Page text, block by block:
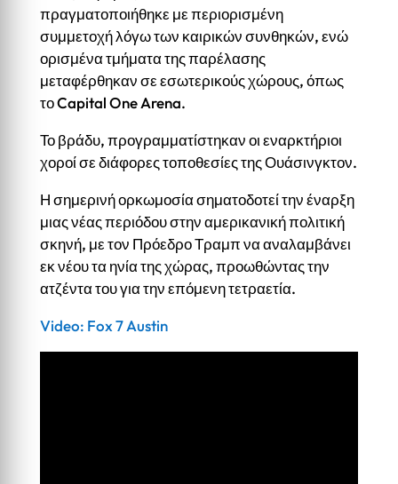
πραγματοποιήθηκε με περιορισμένη
συμμετοχή λόγω των καιρικών συνθηκών, ενώ
ορισμένα τμήματα της παρέλασης
μεταφέρθηκαν σε εσωτερικούς χώρους, όπως
το Capital One Arena.
Το βράδυ, προγραμματίστηκαν οι εναρκτήριοι
χοροί σε διάφορες τοποθεσίες της Ουάσινγκτον.
Η σημερινή ορκωμοσία σηματοδοτεί την έναρξη
μιας νέας περιόδου στην αμερικανική πολιτική
σκηνή, με τον Πρόεδρο Τραμπ να αναλαμβάνει
εκ νέου τα ηνία της χώρας, προωθώντας την
ατζέντα του για την επόμενη τετραετία.
Video: Fox 7 Austin